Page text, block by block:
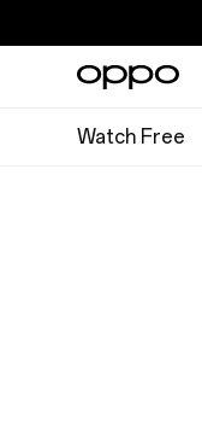
Watch Free